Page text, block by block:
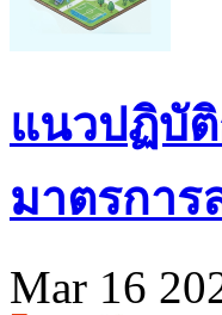
แนวปฏิบัติ
มาตรการ
Mar 16